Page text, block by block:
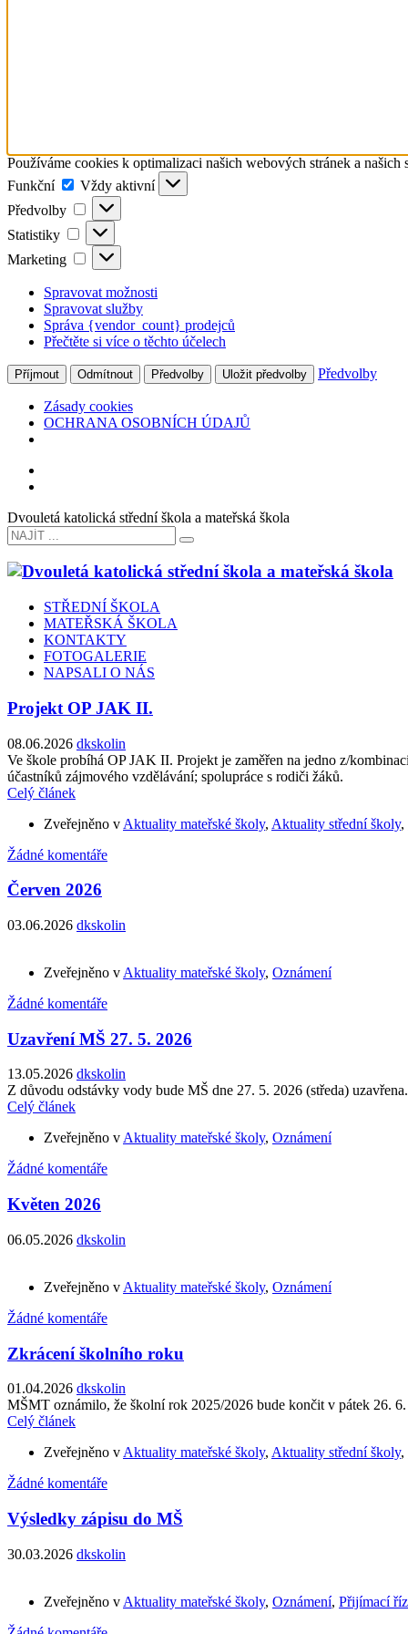
Používáme cookies k optimalizaci našich webových stránek a našich
Funkční
Funkční
Vždy aktivní
Předvolby
Předvolby
Statistiky Statistiky
Marketing Marketing
Spravovat možnosti
Spravovat služby
Správa {vendor_count} prodejců
Přečtěte si více o těchto účelech
Příjmout Odmítnout Předvolby Uložit předvolby Předvolby
Zásady cookies
OCHRANA OSOBNÍCH ÚDAJŮ
Dvouletá katolická střední škola a mateřská škola
STŘEDNÍ ŠKOLA
MATEŘSKÁ ŠKOLA
KONTAKTY
FOTOGALERIE
NAPSALI O NÁS
Projekt OP JAK II.
08.06.2026 dkskolin
Ve škole probíhá OP JAK II. Projekt je zaměřen na jedno z/
účastníků zájmového vzdělávání; spolupráce s rodiči žáků.
Celý článek
Zveřejněno v Aktuality mateřské školy, Aktuality střední školy,
Žádné komentáře
Červen 2026
03.06.2026 dkskolin
Zveřejněno v Aktuality mateřské školy, Oznámení
Žádné komentáře
Uzavření MŠ 27. 5. 2026
13.05.2026 dkskolin
Z důvodu odstávky vody bude MŠ dne 27. 5. 2026 (středa) uzavřena.
Celý článek
Zveřejněno v Aktuality mateřské školy, Oznámení
Žádné komentáře
Květen 2026
06.05.2026 dkskolin
Zveřejněno v Aktuality mateřské školy, Oznámení
Žádné komentáře
Zkrácení školního roku
01.04.2026 dkskolin
MŠMT oznámilo, že školní rok 2025/2026 bude končit v pátek 26.
Celý článek
Zveřejněno v Aktuality mateřské školy, Aktuality střední školy,
Žádné komentáře
Výsledky zápisu do MŠ
30.03.2026 dkskolin
Zveřejněno v Aktuality mateřské školy, Oznámení, Přijímací